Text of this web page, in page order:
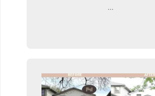
...